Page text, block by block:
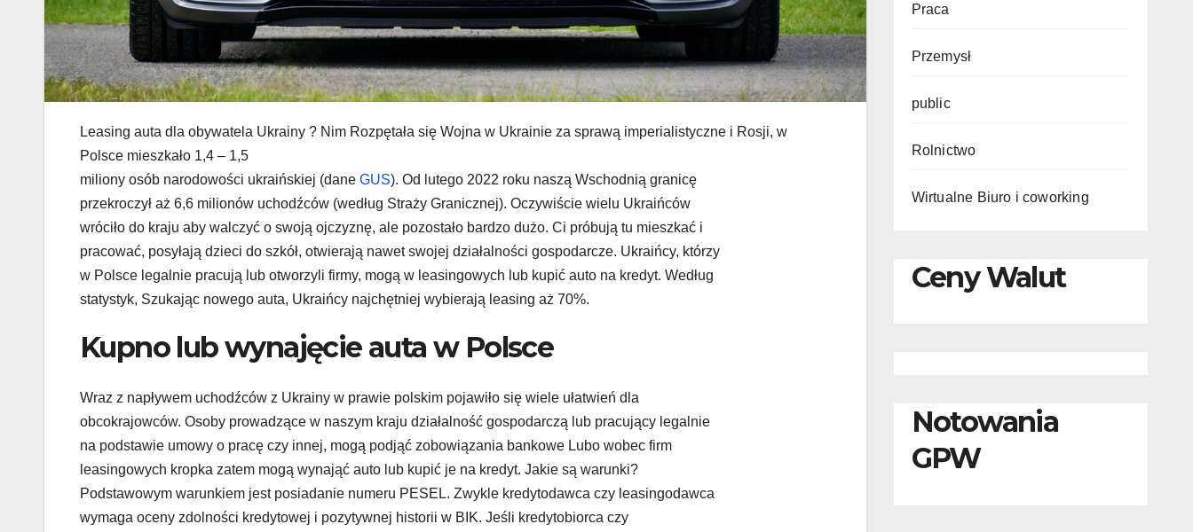
Leasing auta dla obywatela Ukrainy ? Nim Rozpętała się Wojna w Ukrainie za sprawą imperialistyczne i Rosji, w
Polsce mieszkało 1,4 – 1,5
miliony osób narodowości ukraińskiej (dane GUS). Od lutego 2022 roku naszą Wschodnią granicę
przekroczył aż 6,6 milionów uchodźców (według Straży Granicznej). Oczywiście wielu Ukraińców
wróciło do kraju aby walczyć o swoją ojczyznę, ale pozostało bardzo dużo. Ci próbują tu mieszkać i
pracować, posyłają dzieci do szkół, otwierają nawet swojej działalności gospodarcze. Ukraińcy, którzy
w Polsce legalnie pracują lub otworzyli firmy, mogą w leasingowych lub kupić auto na kredyt. Według
statystyk, Szukając nowego auta, Ukraińcy najchętniej wybierają leasing aż 70%.
Kupno lub wynajęcie auta w Polsce
Wraz z napływem uchodźców z Ukrainy w prawie polskim pojawiło się wiele ułatwień dla
obcokrajowców. Osoby prowadzące w naszym kraju działalność gospodarczą lub pracujący legalnie
na podstawie umowy o pracę czy innej, mogą podjąć zobowiązania bankowe Lubo wobec firm
leasingowych kropka zatem mogą wynająć auto lub kupić je na kredyt. Jakie są warunki?
Podstawowym warunkiem jest posiadanie numeru PESEL. Zwykle kredytodawca czy leasingodawca
wymaga oceny zdolności kredytowej i pozytywnej historii w BIK. Jeśli kredytobiorca czy
Praca
Przemysł
public
Rolnictwo
Wirtualne Biuro i coworking
Ceny Walut
Notowania
GPW